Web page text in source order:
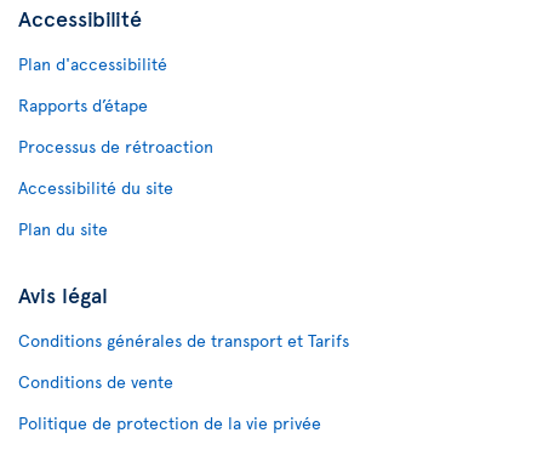
Accessibilité
Plan d'accessibilité
Rapports d’étape
Processus de rétroaction
Accessibilité du site
Plan du site
Avis légal
Conditions générales de transport et Tarifs
Conditions de vente
Politique de protection de la vie privée